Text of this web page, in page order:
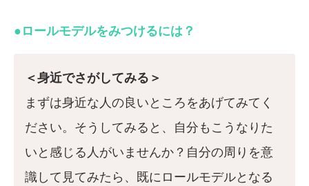
●ロールモデルをみつけるには？
＜身近でさがしてみる＞
まずは身近な人の良いところをあげてみてく
ださい。そうしてみると、自分もこうなりた
いと感じる人がいませんか？自分の周りを意
識して見てみたら、既にロールモデルとなる